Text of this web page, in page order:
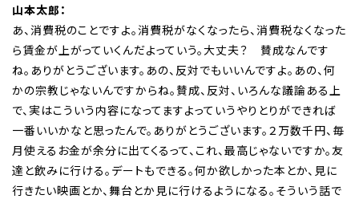
山本太郎：
あ、消費税のことですよ。消費税がなくなったら、消費税なくなった
ら賃金が上がっていくんだよっていう。大丈夫？ 賛成なんです
ね。ありがとうございます。あの、反対でもいいんですよ。あの、何
かの宗教じゃないんですからね。賛成、反対、いろんな議論ある上
で、実はこういう内容になってますよっていうやりとりができれば
一番いいかなと思ったんで。ありがとうございます。２万数千円、毎
月使えるお金が余分に出てくるって、これ、最高じゃないですか。友
達と飲みに行ける。デートもできる。何か欲しかった本とか、見に
行きたい映画とか、舞台とか見に行けるようになる。そういう話で